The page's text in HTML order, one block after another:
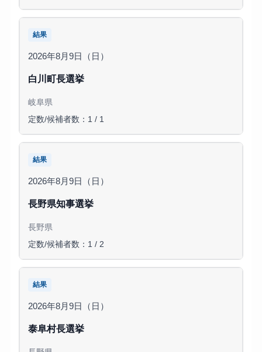
結果
2026年8月9日（日）
白川町長選挙
岐阜県
定数/候補者数：1 / 1
結果
2026年8月9日（日）
長野県知事選挙
長野県
定数/候補者数：1 / 2
結果
2026年8月9日（日）
泰阜村長選挙